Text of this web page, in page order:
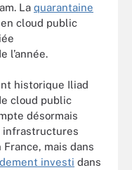
La quarantaine
en cloud public
l’année.
historique Iliad
cloud public
désormais
infrastructures
mais dans
investi dans